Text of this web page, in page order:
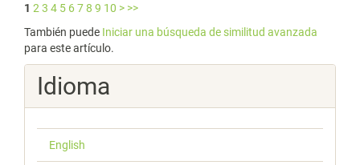
1 2 3 4 5 678 9 10 > >>
También puede Iniciar una búsqueda de similitud avanzada
para este artículo.
Idioma
English